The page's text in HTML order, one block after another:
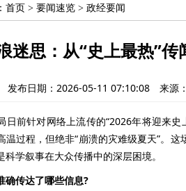
首页 > 要闻速览 > 政经要闻
迷思：从“史上最热”
发布日期：2026-05-11 07:10:08 来源：
前针对网络上流传的“2026年将迎来史
温过程，但绝非“崩溃的灾难级夏天”。
科学叙事在大众传播中的深层困境。
确传达了哪些信息?